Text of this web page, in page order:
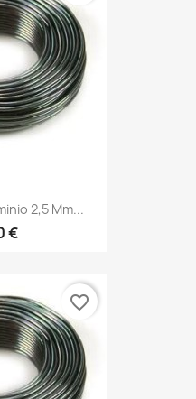
2,5 Mm...
€
favorite_border